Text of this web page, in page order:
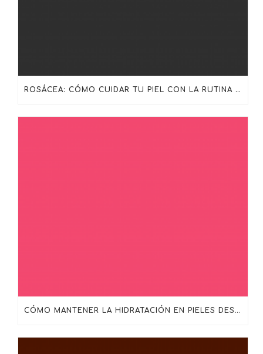
ROSÁCEA: CÓMO CUIDAR TU PIEL CON LA RUTINA ADECUADA DE SKINCEUTICALS
CÓMO MANTENER LA HIDRATACIÓN EN PIELES DESHIDRATADAS, MADURAS O SENSIBILIZADAS